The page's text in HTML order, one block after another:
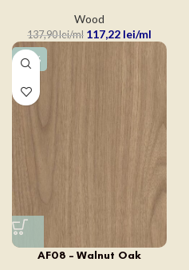
Wood
137,90lei 117,22 lei
-15%
AF08 – Walnut Oak